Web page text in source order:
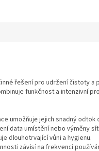
řešení pro udržení čistoty
funkčnost a intenzivní
umožňuje jejich snadný odtok
data umístění nebo výměny
dlouhotrvající vůni a hygienu.
závisí na frekvenci